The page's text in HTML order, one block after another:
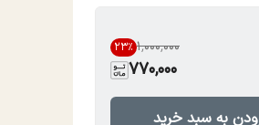
۱٬۰۰۰٬۰۰۰ 23%
770,000
به سبد خرید